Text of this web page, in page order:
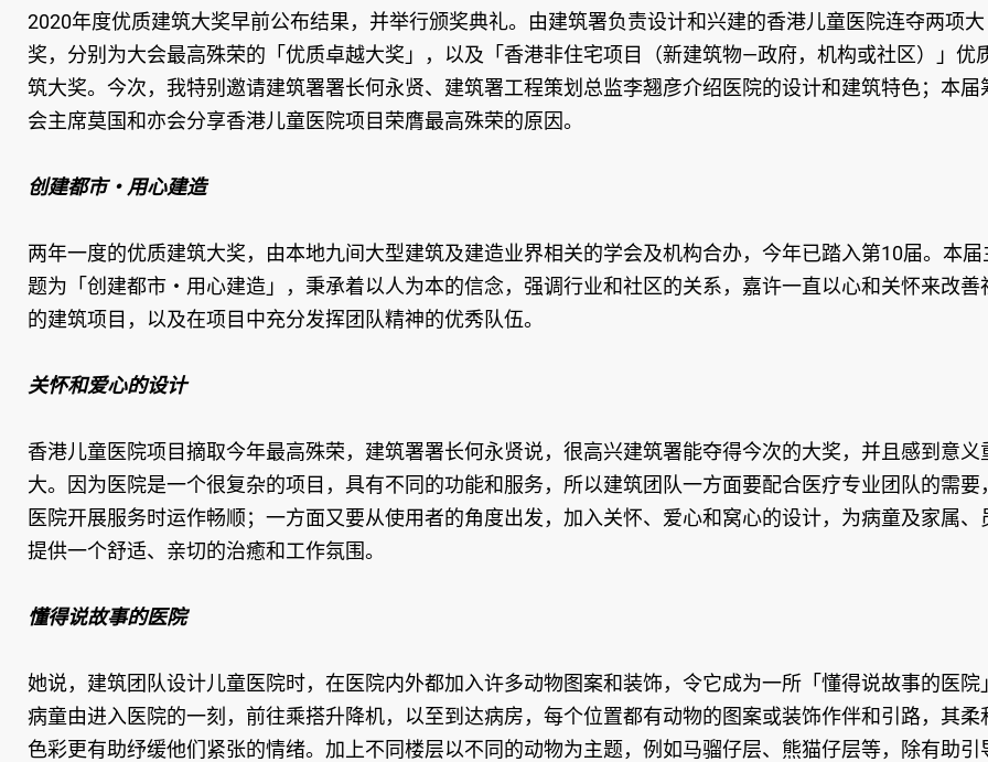
2020年度优质建筑大奖早前公布结果，并举行颁奖典礼。由建筑署负责设计和兴建的香港儿童医院连夺两项大
奖，分别为大会最高殊荣的「优质卓越大奖」，以及「香港非住宅项目（新建筑物—政府，机构或社区）」优
筑大奖。今次，我特别邀请建筑署署长何永贤、建筑署工程策划总监李翘彦介绍医院的设计和建筑特色；本届
会主席莫国和亦会分享香港儿童医院项目荣膺最高殊荣的原因。
创建都市‧用心建造
两年一度的优质建筑大奖，由本地九间大型建筑及建造业界相关的学会及机构合办，今年已踏入第10届。本届
题为「创建都市‧用心建造」，秉承着以人为本的信念，强调行业和社区的关系，嘉许一直以心和关怀来改善
的建筑项目，以及在项目中充分发挥团队精神的优秀队伍。
关怀和爱心的设计
香港儿童医院项目摘取今年最高殊荣，建筑署署长何永贤说，很高兴建筑署能夺得今次的大奖，并且感到意义
大。因为医院是一个很复杂的项目，具有不同的功能和服务，所以建筑团队一方面要配合医疗专业团队的需要
医院开展服务时运作畅顺；一方面又要从使用者的角度出发，加入关怀、爱心和窝心的设计，为病童及家属、
提供一个舒适、亲切的治癒和工作氛围。
懂得说故事的医院
她说，建筑团队设计儿童医院时，在医院内外都加入许多动物图案和装饰，令它成为一所「懂得说故事的医院
病童由进入医院的一刻，前往乘搭升降机，以至到达病房，每个位置都有动物的图案或装饰作伴和引路，其柔
色彩更有助纾缓他们紧张的情绪。加上不同楼层以不同的动物为主题，例如马骝仔层、熊猫仔层等，除有助引